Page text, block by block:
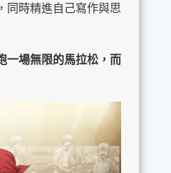
同時精進自己寫作與思
一場無限的馬拉松，而